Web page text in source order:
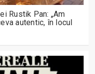
Rustik Pan: „Am
autentic, în locul